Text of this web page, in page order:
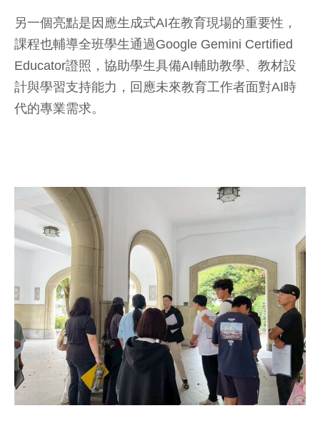
另一個亮點是因應生成式AI在教育現場的重要性，
課程也輔導全班學生通過Google Gemini Certified
Educator證照，協助學生具備AI輔助教學、教材設
計與學習支持能力，回應未來教育工作者面對AI時
代的專業需求。